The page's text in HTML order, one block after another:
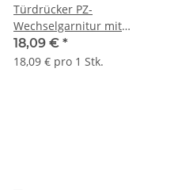
Türdrücker PZ-
Wechselgarnitur mit
Flachknopf links Häfele
Startec Modell LDH 2171
18,09 € *
18,09 € pro 1 Stk.